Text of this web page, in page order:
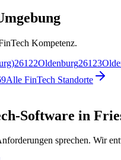
Kompetenz.
26122Oldenburg26123
Alle FinTech Standorte
Software in
sprechen. Wir